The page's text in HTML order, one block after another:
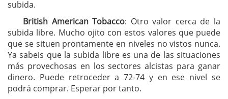
subida.
British American Tobacco: Otro valor cerca de la
subida libre. Mucho ojito con estos valores que puede
que se situen prontamente en niveles no vistos nunca.
Ya sabeis que la subida libre es una de las situaciones
más provechosas en los sectores alcistas para ganar
dinero. Puede retroceder a 72-74 y en ese nivel se
podrá comprar. Esperar por tanto.